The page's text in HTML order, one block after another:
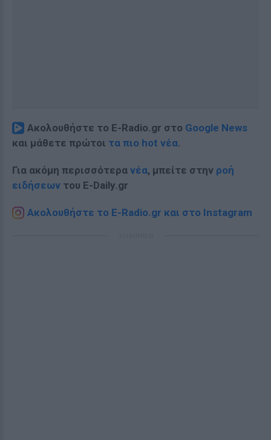
Ακολουθήστε το E-Radio.gr στο Google News
και μάθετε πρώτοι τα πιο hot νέα.
Για ακόμη περισσότερα νέα, μπείτε στην ροή
ειδήσεων του E-Daily.gr
Ακολουθήστε το E-Radio.gr και στο Instagram